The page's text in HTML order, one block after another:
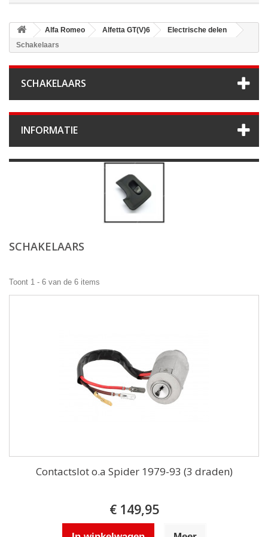
Alfa Romeo Alfetta GT(V)6
Electrische delen
Schakelaars
SCHAKELAARS
INFORMATIE
SCHAKELAARS
Toont 1 - 6 van de 6 items
Contactslot o.a Spider 1979-93 (3 draden)
€ 149,95